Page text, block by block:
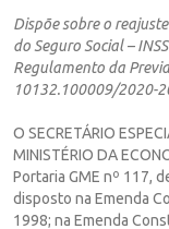
Dispõe sobre o
do Seguro Social –
Regulamento da
10132.100009/2020-
O SECRETÁRIO
MINISTÉRIO DA
Portaria GME nº 117,
disposto na Emenda
1998; na Emenda